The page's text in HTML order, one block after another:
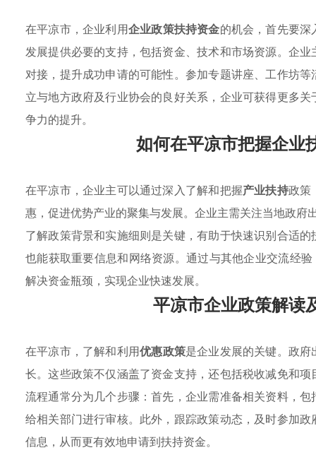
在平凉市，企业利用企业政策扶持资金的机会，首先要
发展提供必要的支持，包括资金、技术和市场资源。企
对接，提升成功申请的可能性。参加专题讲座、工作坊
立与地方政府及行业协会的良好关系，企业可获得更多
争力的提升。
如何在平凉市把握企业
在平凉市，企业主可以通过深入了解和把握产业扶持政策
惠，促进优势产业的聚集与发展。企业主需关注当地政
了解政策背景和实施细则是关键，有助于快速识别合适
也能获取重要信息和网络资源。通过与其他企业交流经
解决资金瓶颈，实现企业快速发展。
平凉市企业政策解读
在平凉市，了解和利用优惠政策是企业发展的关键。政府
长。这些政策不仅涵盖了资金支持，还包括税收减免和
流程通常分为几个步骤：首先，企业需准备相关资料，
给相关部门进行审核。此外，跟踪政策动态，及时参加
信息，从而更有效地申请到扶持资金。